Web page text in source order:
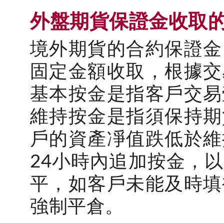
外盤期貨保證金收取
境外期貨的合約保證
固定金額收取，根據
基本按金是指客戶交
維持按金是指須保持
戶的資產凈值跌低於
24小時內追加按金，
平，如客戶未能及時
強制平倉。